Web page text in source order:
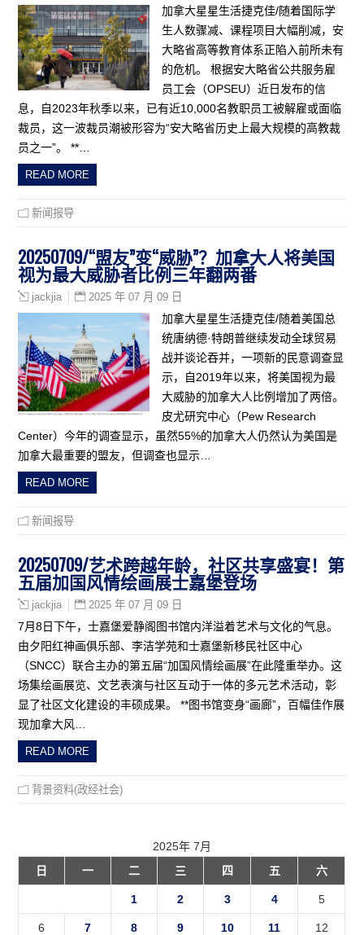
加拿大星星生活捷克佳/随着国际学
生人数骤减、课程项目大幅削减，安
大略省高等教育体系正陷入前所未有
的危机。 根据安大略省公共服务雇
员工会（OPSEU）近日发布的信
息，自2023年秋季以来，已有近10,000名教职员工被解雇或面临
裁员，这一波裁员潮被形容为“安大略省历史上最大规模的高教裁
员之一”。 **…
READ MORE
新闻报导
20250709/“盟友”变“威胁”？加拿大人将美国
视为最大威胁者比例三年翻两番
jackjia 2025 年 07 月 09 日
加拿大星星生活捷克佳/随着美国总
统唐纳德·特朗普继续发动全球贸易
战并谈论吞并，一项新的民意调查显
示，自2019年以来，将美国视为最
大威胁的加拿大人比例增加了两倍。
皮尤研究中心（Pew Research
Center）今年的调查显示，虽然55%的加拿大人仍然认为美国是
加拿大最重要的盟友，但调查也显示…
READ MORE
新闻报导
20250709/艺术跨越年龄，社区共享盛宴！第
五届加国风情绘画展士嘉堡登场
jackjia 2025 年 07 月 09 日
7月8日下午，士嘉堡爱静阁图书馆内洋溢着艺术与文化的气息。
由夕阳红神画俱乐部、李洁学苑和士嘉堡新移民社区中心
（SNCC）联合主办的第五届“加国风情绘画展”在此隆重举办。这
场集绘画展览、文艺表演与社区互动于一体的多元艺术活动，彰
显了社区文化建设的丰硕成果。 **图书馆变身“画廊”，百幅佳作展
现加拿大风…
READ MORE
背景资料(政经社会)
2025年 7月
日
一 二 三 四 五 六
1 2 3 4 5
6 7 8 9 10 11 12